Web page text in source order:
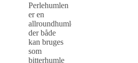
Perlehumlen
er en
allroundhumle,
der både
kan bruges
som
bitterhumle